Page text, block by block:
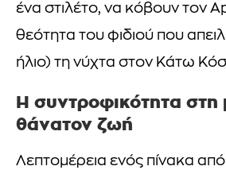
ένα στιλέτο, να κόβουν τον
θεότητα του φιδιού που
ήλιο) τη νύχτα στον Κάτω
Η συντροφικότητα στη
θάνατον ζωή
Λεπτομέρεια ενός πίνακα